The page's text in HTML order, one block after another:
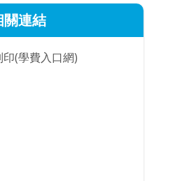
關連結
(學費入口網)